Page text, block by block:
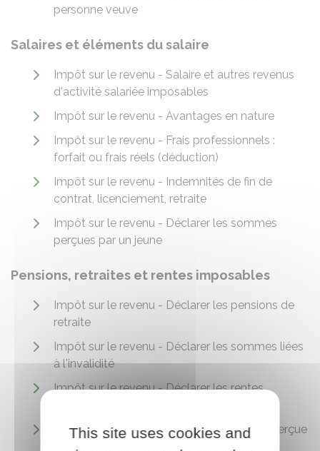
personne veuve
Salaires et éléments du salaire
Impôt sur le revenu - Salaire et autres revenus
d'activité salariée imposables
Impôt sur le revenu - Avantages en nature
Impôt sur le revenu - Frais professionnels :
forfait ou frais réels (déduction)
Impôt sur le revenu - Indemnités de fin de
contrat, licenciement, retraite
Impôt sur le revenu - Déclarer les sommes
perçues par un jeune
Pensions, retraites et rentes imposables
Impôt sur le revenu - Déclarer les pensions de
retraite
Impôt sur le revenu - Déclarer les sommes liées
à l'invalidité
Impôt sur le revenu - Déclarer les rentes
Impôt sur le revenu - Pension alimentaire perçue
par un conjoint ou un ex-conjoint
This site uses cookies and